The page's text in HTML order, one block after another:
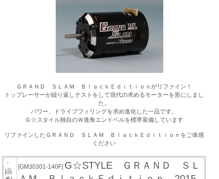
ＧＲＡＮＤ ＳＬＡＭ ＢｌａｃｋＥｄｉｔｉｏｎがリファイン！
トップレーサーが繰り返しテストをして現代の求めるモーターを形にしまし
た。
パワー、ドライブフィリングを求め進化した一品です。
Ｇ☆スタイル独自のＷ進角エンドベルを標準装備しています
リファインしたＧＲＡＮＤ ＳＬＡＭ ＢｌａｃｋＥｄｉｔｉｏｎをご体感
ください
・
[品
[GM30301-140F] G☆STYLE ＧＲＡＮＤ ＳＬ